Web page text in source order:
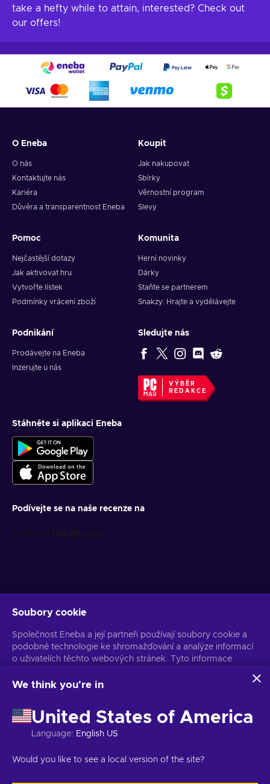
take a hefty while to attain, interested? Check out
our offers!
O Eneba
O nás
Kontaktujte nás
Kariéra
Důvěra a transparentnost Eneba
Koupit
Jak nakupovat
Sbírky
Věrnostní program
Slevy
Pomoc
Nejčastější dotazy
Jak aktivovat hru
Vytvořte lístek
Podmínky vrácení zboží
Komunita
Herní novinky
Dárky
Staňte se partnerem
Snakzy: Hrajte a vydělávejte
Podnikání
Prodávejte na Eneba
Inzerujte u nás
Sledujte nás
VÝBĚR
REDAKCE
Stáhněte si aplikaci Eneba
Podívejte se na naše recenze na
Získejte personalizované nabídky her
Předplatit
Z odběru se můžete kdykoli odhlásit. Více informací naleznete v
Copyright © 2026 Eneba. Všechna práva vyhrazena. JSC „Helis play“,
Soubory cookie
Společnost Eneba a její partneři používají soubory cookie a
podobné technologie ke shromažďování a analýze informací
o uživatelích těchto webových stránek. Tyto informace
stránkách. Vaše osobní údaje mohou být také použity k
Kliknutím na tlačítko „Přijmout vše“ souhlasíte s používáním
těchto technologií společností Eneba a jejími partnery. Svůj
souhlas můžete upravit kliknutím na tlačítko „Přizpůsobit“.
naleznete na Bezpečnost a ochrana osobních údajů firem
We think you're in
United States of America
Language: English US
Would you like to see a local version of the site?